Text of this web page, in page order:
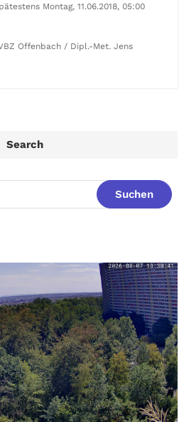
Montag, 11.06.2018, 05:00
Offenbach / Dipl.-Met. Jens
Search